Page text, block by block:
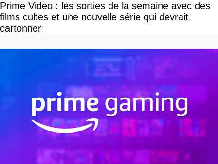
Prime Video : les sorties de la semaine avec des
films cultes et une nouvelle série qui devrait
cartonner